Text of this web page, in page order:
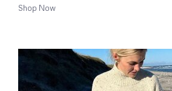
Shop Now